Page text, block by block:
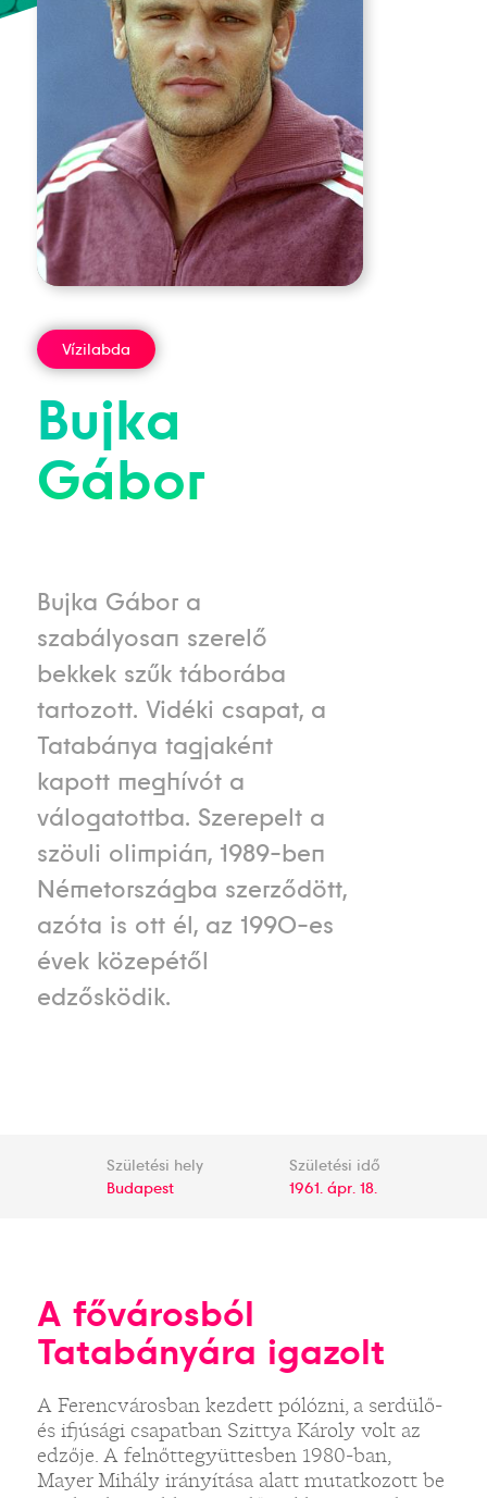
Vízilabda
Bujka
Gábor
Bujka Gábor a
szabályosan szerelő
bekkek szűk táborába
tartozott. Vidéki csapat, a
Tatabánya tagjaként
kapott meghívót a
válogatottba. Szerepelt a
szöuli olimpián, 1989-ben
Németországba szerződött,
azóta is ott él, az 1990-es
évek közepétől
edzősködik.
Születési hely
Budapest
Születési idő
1961. ápr. 18.
A fővárosból
Tatabányára igazolt
A Ferencvárosban kezdett pólózni, a serdülő-
és ifjúsági csapatban Szittya Károly volt az
edzője. A felnőttegyüttesben 1980-ban,
Mayer Mihály irányítása alatt mutatkozott be